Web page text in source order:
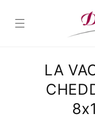
περιεχόμενο
πληροφορίες
LA